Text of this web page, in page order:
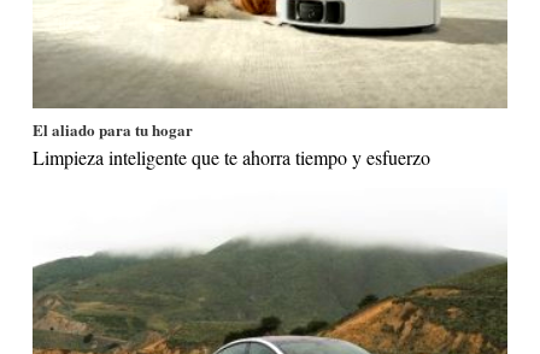
El aliado para tu hogar
Limpieza inteligente que te ahorra tiempo y esfuerzo